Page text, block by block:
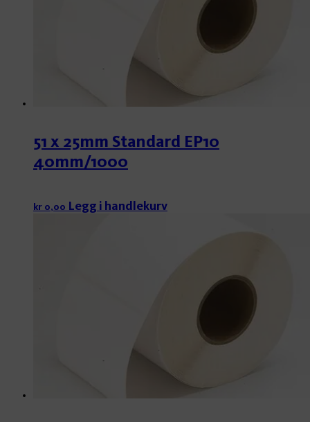
51 x 25mm Standard EP10
40mm/1000
kr 0,00 Legg i handlekurv